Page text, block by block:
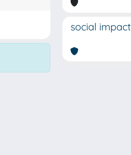
social impact